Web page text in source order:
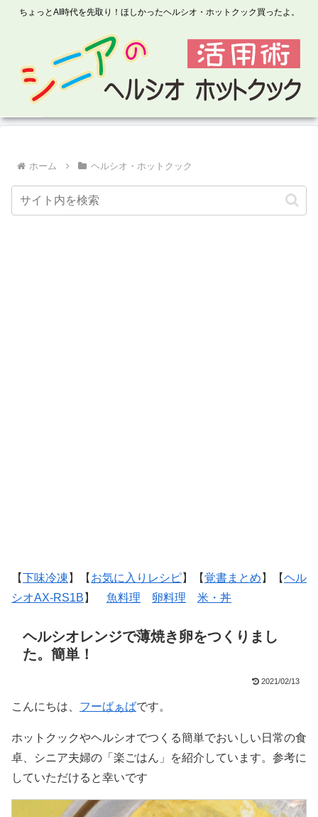
ちょっとAI時代を先取り！ほしかったヘルシオ・ホットクック買ったよ。
ホーム ヘルシオ・ホットクック
【下味冷凍 】【 お気に入りレシピ】【覚書まとめ 】【ヘル
シオAX-RS1B 】 魚料理 卵料理 米・丼
ヘルシオレンジで薄焼き卵をつくりまし
た。簡単！
2021/02/13
こんにちは、 フーばぁばです。
ホットクックやヘルシオでつくる簡単でおいしい日常の食
卓、シニア夫婦の「楽ごはん」を紹介しています。参考に
していただけると幸いです